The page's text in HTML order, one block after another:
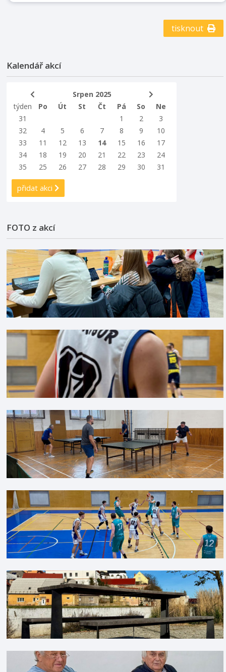
Centrum tradičních technologií Příbor Sbírkové
kontakt s minulostí, ale vytváří nové osobité světy,
které podněcují lidskou fantazii a emoce. Výstava
pomocí fotografií vycházejících z vn ...
tisknout
Kalendář akcí
Srpen 2025
týden
Po Út St Čt Pá So
Ne
31
1 2
3
32
4 5 6 7 8 9
10
33
11 12 13 14 15 16
17
34
18 19 20 21 22 23
24
35
25 26 27 28 29 30 31
přidat akci
FOTO z akcí